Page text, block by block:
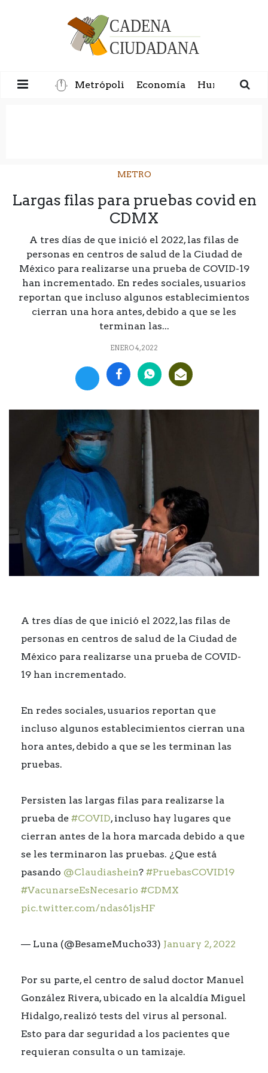
Metrópoli Economía Humanidad
METRO
Largas filas para pruebas covid en
CDMX
A tres días de que inició el 2022, las filas de
personas en centros de salud de la Ciudad de
México para realizarse una prueba de COVID-19
han incrementado. En redes sociales, usuarios
reportan que incluso algunos establecimientos
cierran una hora antes, debido a que se les
terminan las...
ENERO 4, 2022
A tres días de que inició el 2022, las filas de
personas en centros de salud de la Ciudad de
México para realizarse una prueba de COVID-
19 han incrementado.
En redes sociales, usuarios reportan que
incluso algunos establecimientos cierran una
hora antes, debido a que se les terminan las
pruebas.
Persisten las largas filas para realizarse la
prueba de #COVID, incluso hay lugares que
cierran antes de la hora marcada debido a que
se les terminaron las pruebas. ¿Que está
pasando @Claudiashein? #PruebasCOVID19
#VacunarseEsNecesario #CDMX
pic.twitter.com/ndas61jsHF
— Luna (@BesameMucho33) January 2, 2022
Por su parte, el centro de salud doctor Manuel
González Rivera, ubicado en la alcaldía Miguel
Hidalgo, realizó tests del virus al personal.
Esto para dar seguridad a los pacientes que
requieran consulta o un tamizaje.